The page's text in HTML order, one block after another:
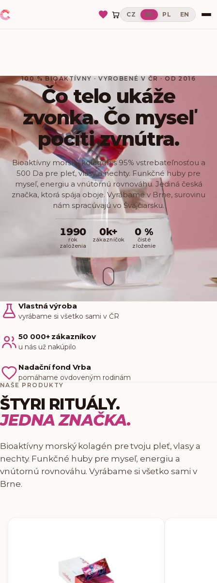
CZ SK PL EN
100 % BIOAKTÍVNY · VYROBENÉ V ČR · OD 2016
Čo telo ukáže
zvonka. Čo myseľ
pocíti zvnútra.
Bioaktívny morský kolagén s 95% vstrebateľnosťou a
500 Da pre pleť, vlasy a nechty. Funkčné huby pre
myseľ, energiu a vnútornú rovnováhu. Jediná česká
značka, ktorá spája oboje. Vyrábame v Brne, surovinu
nám spracúvajú vo Švajčiarsku.
1990
rok
založenia
0k+
zákazníčok
0 %
čisté
zloženie
Vlastná výroba
vyrábame si všetko sami v ČR
50 000+ zákazníkov
u nás už nakúpilo
Nadační fond Vrba
pomáhame ovdoveným rodinám
NAŠE PRODUKTY
ŠTYRI RITUÁLY.
JEDNA ZNAČKA.
Bioaktívny morský kolagén pre tvoju pleť, vlasy a
nechty. Funkčné huby pre myseľ, energiu a
vnútornú rovnováhu. Vyrábame si všetko sami v
Brne.